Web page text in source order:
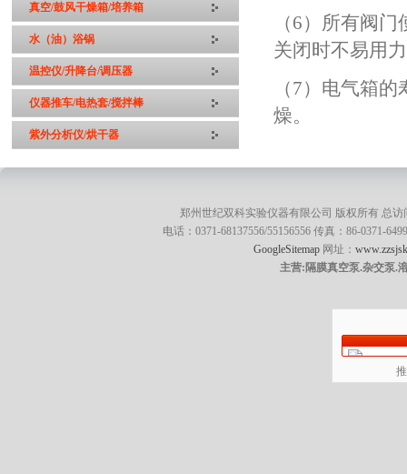
真空/鼓风干燥箱/培养箱
水（油）浴锅
温控仪/升降台/调压器
仪器推车/电热套/搅拌棒
紫外分析仪/烘干器
（6）所有阀
关闭时不易用
（7）电气箱
燥。
郑州世纪双科实验仪器有限公司 版权所有 总访
电话：0371-68137556/55156556 传真：86-0371-
GoogleSitemap 网址：
主营:隔膜真空泵.杂交泵.